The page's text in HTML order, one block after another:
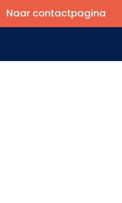
Naar contactpagina